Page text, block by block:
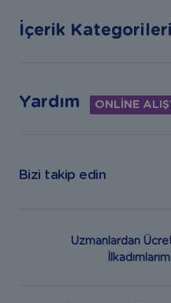
İçerik Kategorileri
Yardım ONLİNE
Bizi takip edin
Uzmanlardan